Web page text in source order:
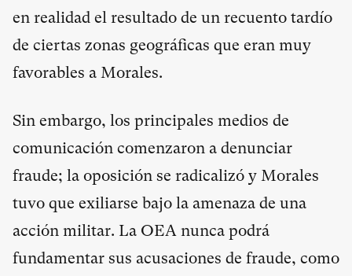
en realidad el resultado de un recuento tardío
de ciertas zonas geográficas que eran muy
favorables a Morales.
Sin embargo, los principales medios de
comunicación comenzaron a denunciar
fraude; la oposición se radicalizó y Morales
tuvo que exiliarse bajo la amenaza de una
acción militar. La OEA nunca podrá
fundamentar sus acusaciones de fraude, como